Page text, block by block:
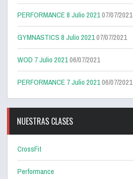
PERFORMANCE 8 Julio 202107/07/2021
GYMNASTICS 8 Julio 202107/07/2021
WOD 7 Julio 202106/07/2021
PERFORMANCE 7 Julio 202106/07/2021
NUESTRAS CLASES
CrossFit
Performance